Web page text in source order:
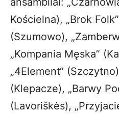
Kościelna), „Brok
(Szumowo),
„Kompania Męska”
„4Element“
(Klepacze), „Barwy
(Lavoriškės),